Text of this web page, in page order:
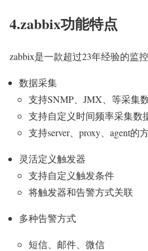
4.zabbix功能特点
zabbix是一款超过23年经验的监
数据采集
支持SNMP、JMX、等采集
支持自定义时间频率采集数
支持server、proxy、agent的
灵活定义触发器
支持自定义触发条件
将触发器和告警方式关联
多种告警方式
短信、邮件、微信